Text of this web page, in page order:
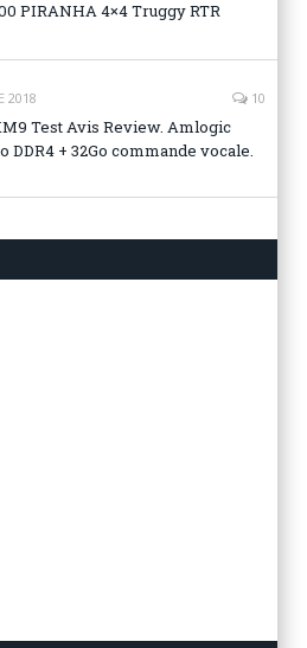
PIRANHA 4×4 Truggy RTR
2018 10
Test Avis Review. Amlogic
DDR4 + 32Go commande vocale.